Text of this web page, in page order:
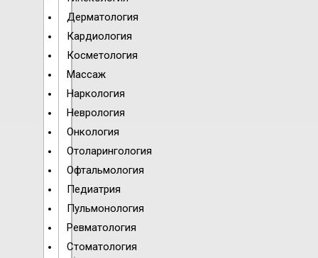
Дерматология
Кардиология
Косметология
Массаж
Наркология
Неврология
Онкология
Отоларингология
Офтальмология
Педиатрия
Пульмонология
Ревматология
Стоматология